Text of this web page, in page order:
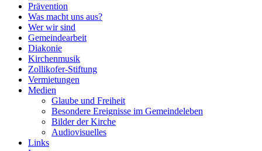
Prävention
Was macht uns aus?
Wer wir sind
Gemeindearbeit
Diakonie
Kirchenmusik
Zollikofer-Stiftung
Vermietungen
Medien
Glaube und Freiheit
Besondere Ereignisse im Gemeindeleben
Bilder der Kirche
Audiovisuelles
Links